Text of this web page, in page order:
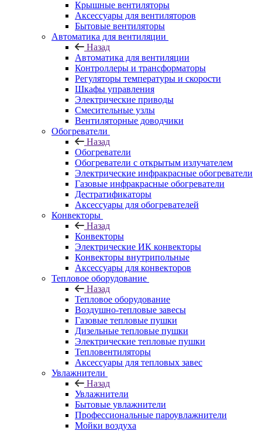
Крышные вентиляторы
Аксессуары для вентиляторов
Бытовые вентиляторы
Автоматика для вентиляции
Назад
Автоматика для вентиляции
Контроллеры и трансформаторы
Регуляторы температуры и скорости
Шкафы управления
Электрические приводы
Смесительные узлы
Вентиляторные доводчики
Обогреватели
Назад
Обогреватели
Обогреватели с открытым излучателем
Электрические инфракрасные обогреватели
Газовые инфракрасные обогреватели
Дестратификаторы
Аксессуары для обогревателей
Конвекторы
Назад
Конвекторы
Электрические ИК конвекторы
Конвекторы внутрипольные
Аксессуары для конвекторов
Тепловое оборудование
Назад
Тепловое оборудование
Воздушно-тепловые завесы
Газовые тепловые пушки
Дизельные тепловые пушки
Электрические тепловые пушки
Тепловентиляторы
Аксессуары для тепловых завес
Увлажнители
Назад
Увлажнители
Бытовые увлажнители
Профессиональные пароувлажнители
Мойки воздуха